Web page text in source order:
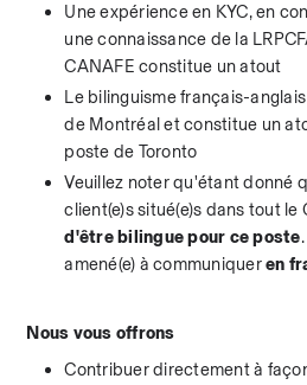
Une expérience en KYC, en
une connaissance de la
CANAFE constitue un atout
Le bilinguisme français-
de Montréal et constitue un
poste de Toronto
Veuillez noter qu'étant donné
client(e)s situé(e)s dans tout le
d'être bilingue pour ce poste
amené(e) à communiquer en
Nous vous offrons
Contribuer directement à